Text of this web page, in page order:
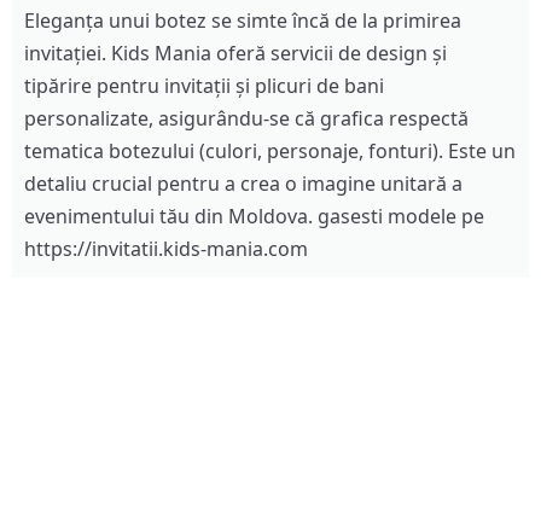
Eleganța unui botez se simte încă de la primirea
invitației. Kids Mania oferă servicii de design și
tipărire pentru invitații și plicuri de bani
personalizate, asigurându-se că grafica respectă
tematica botezului (culori, personaje, fonturi). Este un
detaliu crucial pentru a crea o imagine unitară a
evenimentului tău din Moldova. gasesti modele pe
https://invitatii.kids-mania.com